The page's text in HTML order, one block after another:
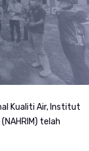
Kualiti Air, Institut
telah